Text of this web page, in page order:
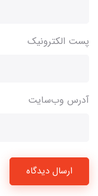
پست الکترونیک
آدرس وب‌سایت
ارسال دیدگاه